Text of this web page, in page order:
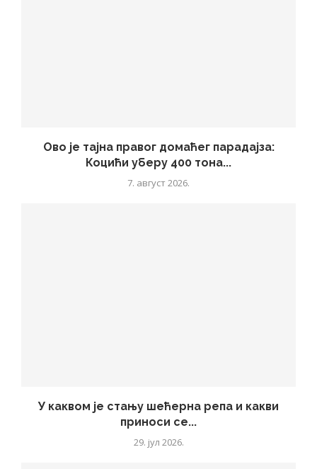
Ово је тајна правог домаћег парадајза:
Коцићи уберу 400 тона...
7. август 2026.
У каквом је стању шећерна репа и какви
приноси се...
29. јул 2026.